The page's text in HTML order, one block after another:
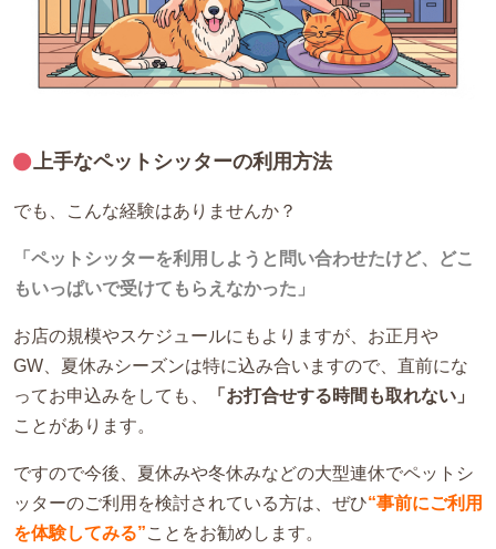
上手なペットシッターの利用方法
でも、こんな経験はありませんか？
「ペットシッターを利用しようと問い合わせたけど、どこ
もいっぱいで受けてもらえなかった」
お店の規模やスケジュールにもよりますが、お正月や
GW、夏休みシーズンは特に込み合いますので、直前にな
ってお申込みをしても、
「お打合せする時間も取れない」
ことがあります。
ですので今後、夏休みや冬休みなどの大型連休でペットシ
ッターのご利用を検討されている方は、ぜひ“事前にご利用
を体験してみる”ことをお勧めします。